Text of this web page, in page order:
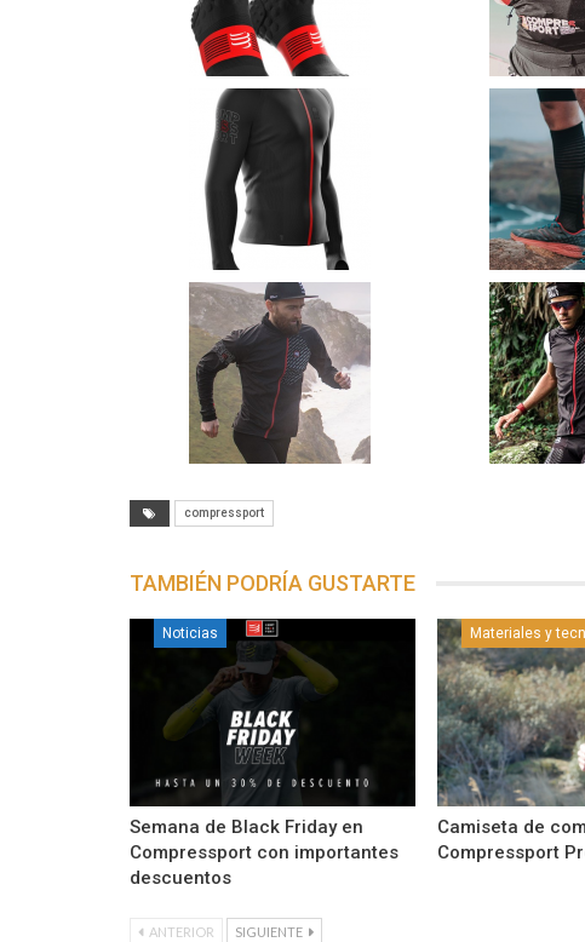
compressport
TAMBIÉN PODRÍA GUSTARTE
Noticias
Semana de Black Friday en
Compressport con importantes
descuentos
Materiales y
Camiseta de
Compressport
ANTERIOR SIGUIENTE